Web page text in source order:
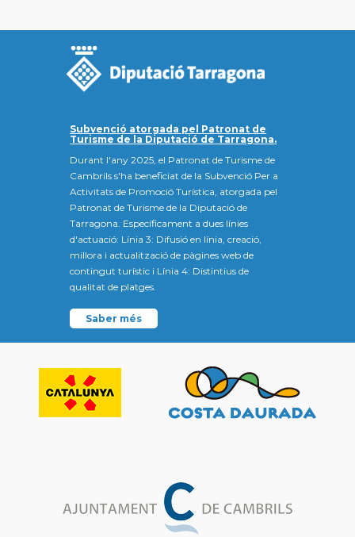
Subvenció atorgada pel Patronat de
Turisme de la Diputació de Tarragona.
Durant l'any 2025, el Patronat de Turisme de
Cambrils s'ha beneficiat de la Subvenció Per a
Activitats de Promoció Turística, atorgada pel
Patronat de Turisme de la Diputació de
Tarragona. Específicament a dues línies
d'actuació: Línia 3: Difusió en línia, creació,
millora i actualització de pàgines web de
contingut turístic i Línia 4: Distintius de
qualitat de platges.
Saber més